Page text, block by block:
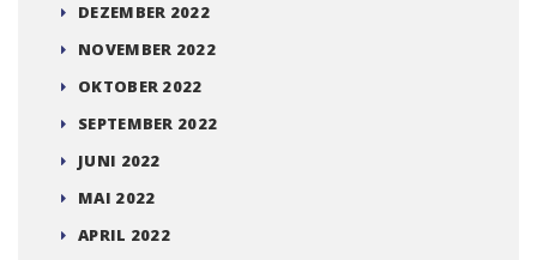
DEZEMBER 2022
NOVEMBER 2022
OKTOBER 2022
SEPTEMBER 2022
JUNI 2022
MAI 2022
APRIL 2022